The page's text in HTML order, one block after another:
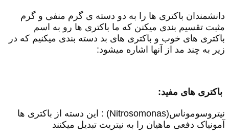
دانشمندان باکتری ها را به دو دسته ی گرم منفی و گرم
مثبت تقسیم بندی میکنن که ما باکتری ها رو به اسم
باکتری های خوب و باکتری های بد دسته بندی میکنیم که در
زیر به چند مد از آنها اشاره میشود:
باکتری های مفید:
نیتروسوموناس(Nitrosomonas) : این دسته از باکتری ها
آمونیاک دفعی ماهیان را به نیتریت تبدیل میکنند